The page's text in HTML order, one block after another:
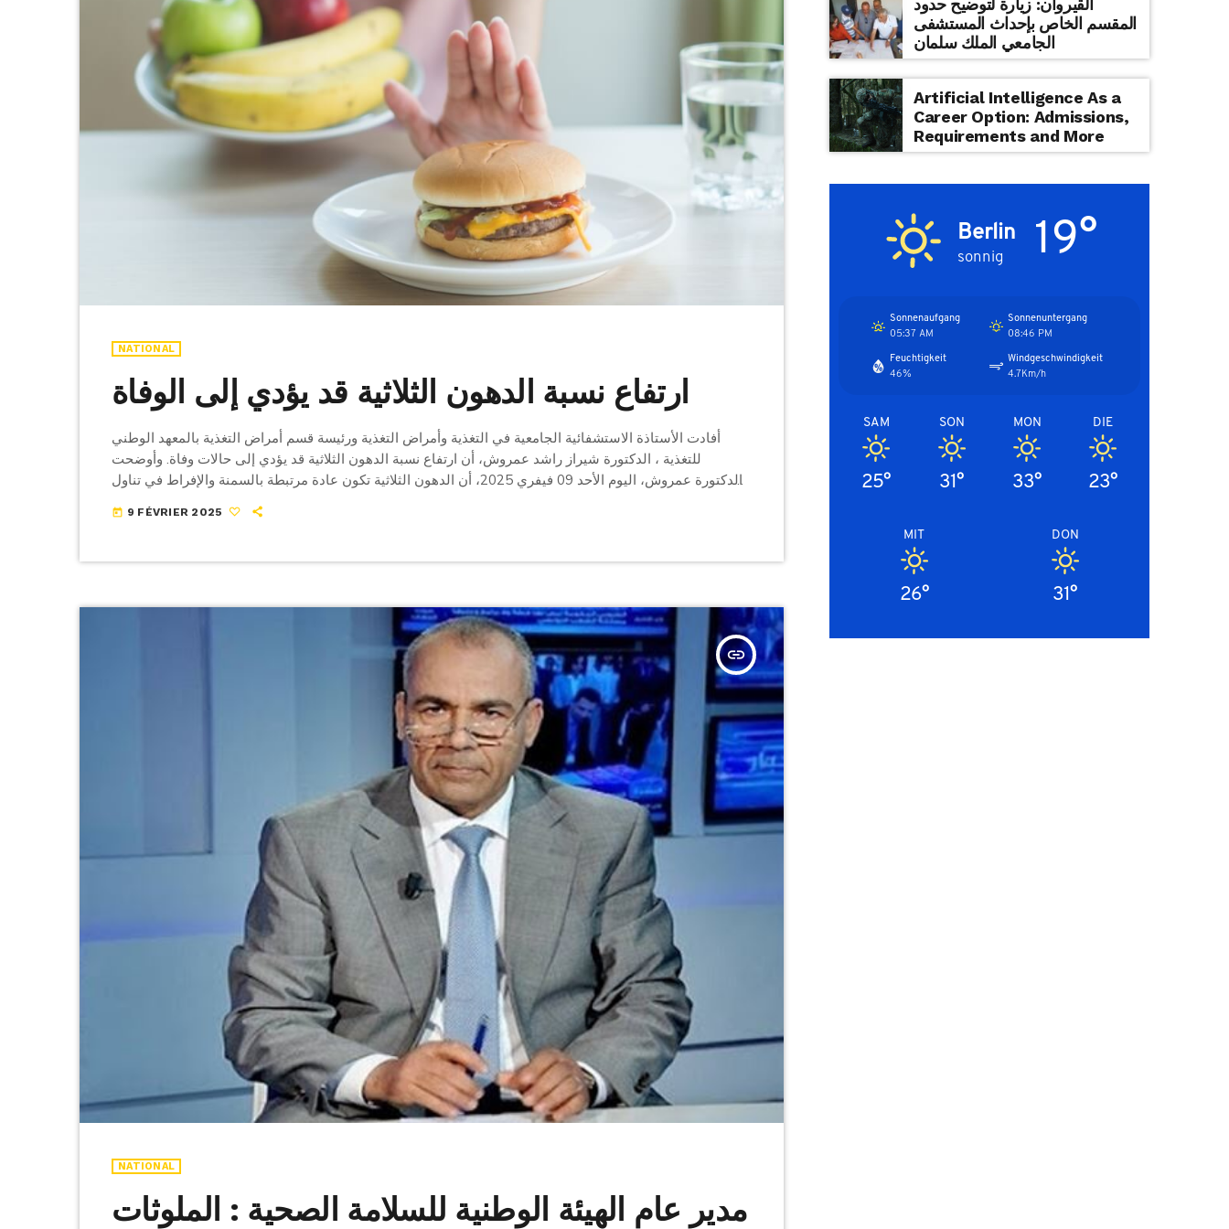
NATIONAL
ارتفاع نسبة الدهون الثلاثية قد يؤدي إلى الوفاة
أفادت الأستاذة الاستشفائية الجامعية في التغذية وأمراض التغذية ورئيسة قسم أمراض التغذية بالمعهد الوطني
للتغذية ، الدكتورة شيراز راشد عمروش، أن ارتفاع نسبة الدهون الثلاثية قد يؤدي إلى حالات وفاة. وأوضحت
الدكتورة عمروش، اليوم الأحد 09 فيفري 2025، أن الدهون الثلاثية تكون عادة مرتبطة بالسمنة والإفراط في تناول
السكريات ولكن هناك حالات نادرة سببها مختلف وحميتها مختلفة. وخلال مداخلة إعلامية، بينت الأستاذة الجامعية،
today 9 FÉVRIER 2025
insert_link
NATIONAL
مدير عام الهيئة الوطنية للسلامة الصحية : الملوثات
المقسم الخاص بإحداث المستشفى
الجامعي الملك سلمان
Artificial Intelligence As a
Career Option: Admissions,
Requirements and More
Berlin
sonnig 19°
Sonnenaufgang
05:37 AM
Sonnenuntergang
08:46 PM
Feuchtigkeit
46%
Windgeschwindigkeit
4.7Km/h
SAM
25°
SON
31°
MON
33°
DIE
23°
MIT
26°
DON
31°